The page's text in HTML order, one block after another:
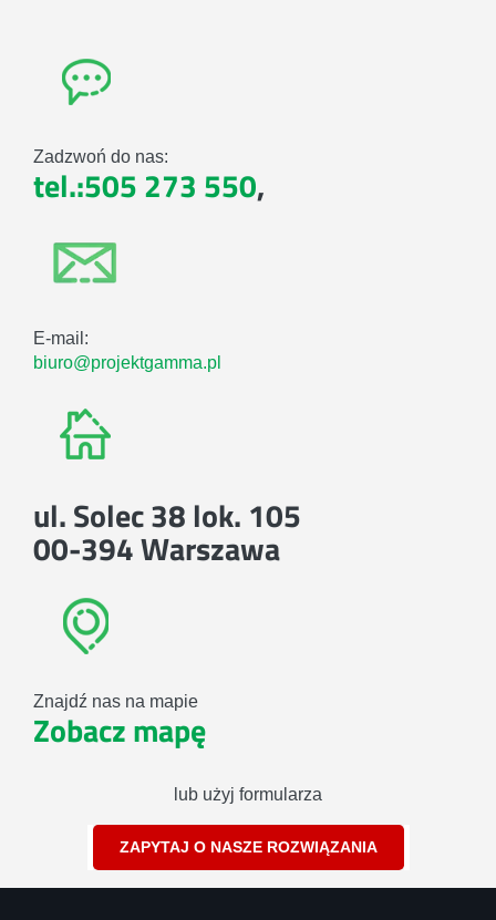
Zadzwoń do nas:
tel.:505 273 550,
E-mail:
biuro@projektgamma.pl
ul. Solec 38 lok. 105
00-394 Warszawa
Znajdź nas na mapie
Zobacz mapę
lub użyj formularza
ZAPYTAJ O NASZE ROZWIĄZANIA